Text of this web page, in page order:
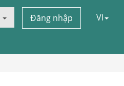
Đăng nhập VI